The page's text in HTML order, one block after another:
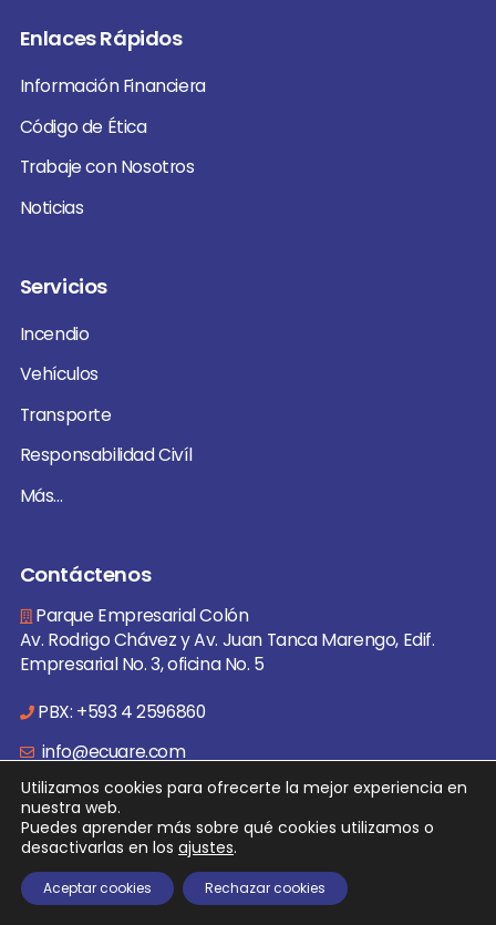
Enlaces Rápidos
Información Financiera
Código de Ética
Trabaje con Nosotros
Noticias
Servicios
Incendio
Vehículos
Transporte
Responsabilidad Civíl
Más...
Contáctenos
Parque Empresarial Colón
Av. Rodrigo Chávez y Av. Juan Tanca Marengo, Edif.
Empresarial No. 3, oficina No. 5
PBX: +593 4 2596860
info@ecuare.com
© 2026 EcuaRe Todos los derechos reservados. | Desarrollado
por:JorliGroup
Utilizamos cookies para ofrecerte la mejor experiencia en
nuestra web.
Puedes aprender más sobre qué cookies utilizamos o
desactivarlas en los ajustes.
Aceptar cookies Rechazar cookies